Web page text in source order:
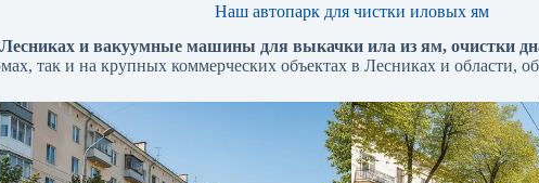
Наш автопарк для чистки иловых ям
и вакуумные машины для выкачки ила из ям, очистки
так и на крупных коммерческих объектах в Лесниках и области,